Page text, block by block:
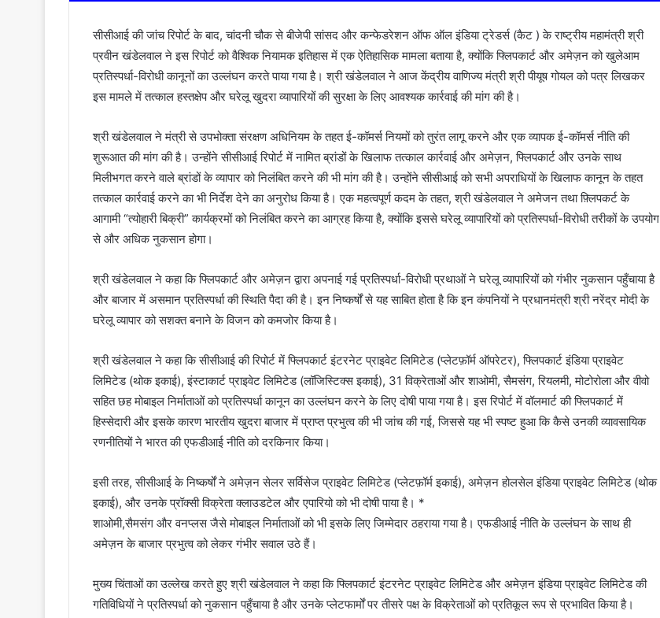
सीसीआई की जांच रिपोर्ट के बाद, चांदनी चौक से बीजेपी सांसद और कन्फेडरेशन ऑफ ऑल इंडिया ट्रेडर्स (कैट ) के राष्ट्रीय महामंत्री श्री
प्रवीन खंडेलवाल ने इस रिपोर्ट को वैश्विक नियामक इतिहास में एक ऐतिहासिक मामला बताया है, क्योंकि फ्लिपकार्ट और अमेज़न को खुलेआम
प्रतिस्पर्धा-विरोधी कानूनों का उल्लंघन करते पाया गया है। श्री खंडेलवाल ने आज केंद्रीय वाणिज्य मंत्री श्री पीयूष गोयल को पत्र लिखकर
इस मामले में तत्काल हस्तक्षेप और घरेलू खुदरा व्यापारियों की सुरक्षा के लिए आवश्यक कार्रवाई की मांग की है।
श्री खंडेलवाल ने मंत्री से उपभोक्ता संरक्षण अधिनियम के तहत ई-कॉमर्स नियमों को तुरंत लागू करने और एक व्यापक ई-कॉमर्स नीति की
शुरूआत की मांग की है। उन्होंने सीसीआई रिपोर्ट में नामित ब्रांडों के खिलाफ तत्काल कार्रवाई और अमेज़न, फ्लिपकार्ट और उनके साथ
मिलीभगत करने वाले ब्रांडों के व्यापार को निलंबित करने की भी मांग की है। उन्होंने सीसीआई को सभी अपराधियों के खिलाफ कानून के तहत
तत्काल कार्रवाई करने का भी निर्देश देने का अनुरोध किया है। एक महत्वपूर्ण कदम के तहत, श्री खंडेलवाल ने अमेजन तथा फ़्लिपकर्ट के
आगामी “त्योहारी बिक्री” कार्यक्रमों को निलंबित करने का आग्रह किया है, क्योंकि इससे घरेलू व्यापारियों को प्रतिस्पर्धा-विरोधी तरीकों के उपयोग
से और अधिक नुकसान होगा।
श्री खंडेलवाल ने कहा कि फ्लिपकार्ट और अमेज़न द्वारा अपनाई गई प्रतिस्पर्धा-विरोधी प्रथाओं ने घरेलू व्यापारियों को गंभीर नुकसान पहुँचाया है
और बाजार में असमान प्रतिस्पर्धा की स्थिति पैदा की है। इन निष्कर्षों से यह साबित होता है कि इन कंपनियों ने प्रधानमंत्री श्री नरेंद्र मोदी के
घरेलू व्यापार को सशक्त बनाने के विजन को कमजोर किया है।
श्री खंडेलवाल ने कहा कि सीसीआई की रिपोर्ट में फ्लिपकार्ट इंटरनेट प्राइवेट लिमिटेड (प्लेटफ़ॉर्म ऑपरेटर), फ्लिपकार्ट इंडिया प्राइवेट
लिमिटेड (थोक इकाई), इंस्टाकार्ट प्राइवेट लिमिटेड (लॉजिस्टिक्स इकाई), 31 विक्रेताओं और शाओमी, सैमसंग, रियलमी, मोटोरोला और वीवो
सहित छह मोबाइल निर्माताओं को प्रतिस्पर्धा कानून का उल्लंघन करने के लिए दोषी पाया गया है। इस रिपोर्ट में वॉलमार्ट की फ्लिपकार्ट में
हिस्सेदारी और इसके कारण भारतीय खुदरा बाजार में प्राप्त प्रभुत्व की भी जांच की गई, जिससे यह भी स्पष्ट हुआ कि कैसे उनकी व्यावसायिक
रणनीतियों ने भारत की एफडीआई नीति को दरकिनार किया।
इसी तरह, सीसीआई के निष्कर्षों ने अमेज़न सेलर सर्विसेज प्राइवेट लिमिटेड (प्लेटफ़ॉर्म इकाई), अमेज़न होलसेल इंडिया प्राइवेट लिमिटेड (थोक
इकाई), और उनके प्रॉक्सी विक्रेता क्लाउडटेल और एपारियो को भी दोषी पाया है। *
शाओमी,सैमसंग और वनप्लस जैसे मोबाइल निर्माताओं को भी इसके लिए जिम्मेदार ठहराया गया है। एफडीआई नीति के उल्लंघन के साथ ही
अमेज़न के बाजार प्रभुत्व को लेकर गंभीर सवाल उठे हैं।
मुख्य चिंताओं का उल्लेख करते हुए श्री खंडेलवाल ने कहा कि फ्लिपकार्ट इंटरनेट प्राइवेट लिमिटेड और अमेज़न इंडिया प्राइवेट लिमिटेड की
गतिविधियों ने प्रतिस्पर्धा को नुकसान पहुँचाया है और उनके प्लेटफार्मों पर तीसरे पक्ष के विक्रेताओं को प्रतिकूल रूप से प्रभावित किया है।